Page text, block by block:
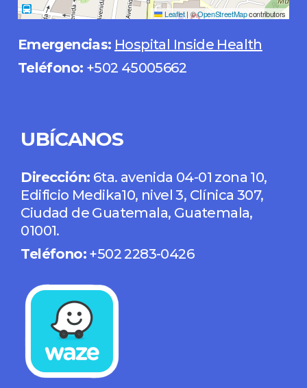
Leaflet | ©OpenStreetMapcontributors
Emergencias: Hospital Inside Health
Teléfono: +502 45005662
UBÍCANOS
Dirección: 6ta. avenida 04-01 zona 10,
Edificio Medika10, nivel 3, Clínica 307,
Ciudad de Guatemala, Guatemala,
01001.
Teléfono:+502 2283-0426